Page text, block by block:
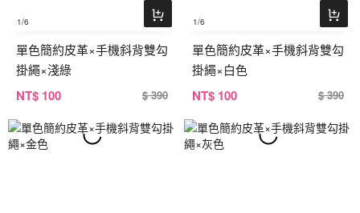
1/6
單色簡約皮革×手機斜背雙勾
掛繩×淺綠
NT$ 100 $ 390
1/6
單色簡約皮革×手機斜背雙勾
掛繩×白色
NT$ 100 $ 390